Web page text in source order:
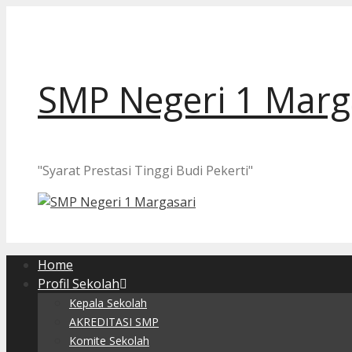
SMP Negeri 1
"Syarat Prestasi Tinggi Budi Pekerti"
Home
Profil Sekolah
Kepala Sekolah
AKREDITASI SMP
Komite Sekolah